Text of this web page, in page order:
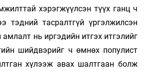
хэрэгжүүлсэн түүх ганц ч
тэдний тасралтгүй үргэлжилсэн
амлалт нь иргэдийн итгэх итгэлийг
шийдвэрийг ч өмнөх популист
хүлээж авах шалтгаан болж